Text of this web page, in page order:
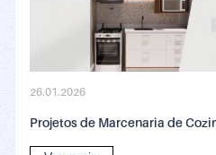
26.01.2026
Projetos de Marcenaria de